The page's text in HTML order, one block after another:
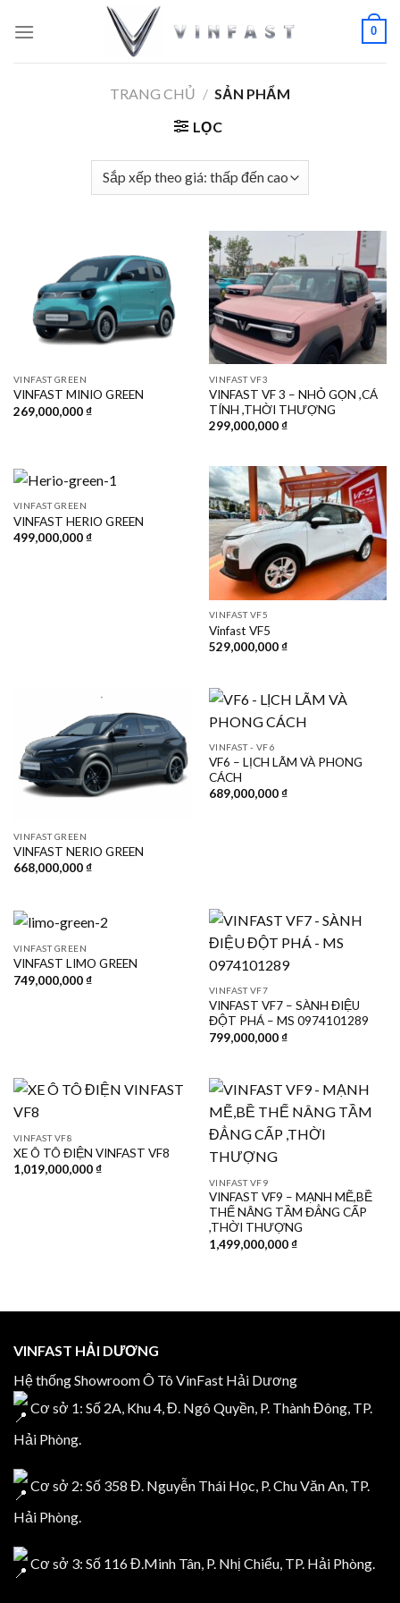
0
TRANG CHỦ / SẢN PHẨM
LỌC
VINFAST GREEN
VINFAST MINIO GREEN
269,000,000₫
VINFAST VF3
VINFAST VF 3 – NHỎ GỌN ,CÁ
TÍNH ,THỜI THƯỢNG
299,000,000₫
VINFAST GREEN
VINFAST HERIO GREEN
499,000,000₫
VINFAST VF5
Vinfast VF5
529,000,000₫
VINFAST GREEN
VINFAST NERIO GREEN
668,000,000₫
VINFAST - VF6
VF6 – LỊCH LÃM VÀ PHONG
CÁCH
689,000,000₫
VINFAST GREEN
VINFAST LIMO GREEN
749,000,000₫
VINFAST VF7
VINFAST VF7 – SÀNH ĐIỆU
ĐỘT PHÁ – MS 0974101289
799,000,000₫
VINFAST VF8
XE Ô TÔ ĐIỆN VINFAST VF8
1,019,000,000₫
VINFAST VF9
VINFAST VF9 – MẠNH MẼ,BỀ
THẾ NÂNG TẦM ĐẲNG CẤP
,THỜI THƯỢNG
1,499,000,000₫
VINFAST HẢI DƯƠNG
Hệ thống Showroom Ô Tô VinFast Hải Dương
Cơ sở 1: Số 2A, Khu 4, Đ. Ngô Quyền, P. Thành Đông, TP.
Hải Phòng.
Cơ sở 2: Số 358 Đ. Nguyễn Thái Học, P. Chu Văn An, TP.
Hải Phòng.
Cơ sở 3: Số 116 Đ.Minh Tân, P. Nhị Chiểu, TP. Hải Phòng.